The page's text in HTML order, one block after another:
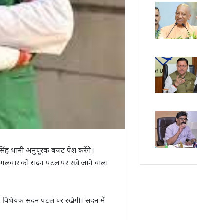
धामी अनुपूरक बजट पेश करेंगे।
को सदन पटल पर रखे जाने वाला
सदन पटल पर रखेगी। सदन में